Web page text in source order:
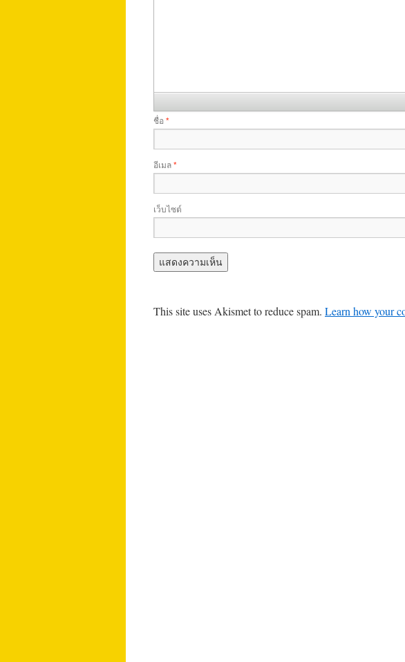
ชื่อ *
อีเมล*
เว็บไซต์
This site uses Akismet to reduce spam. Learn how your